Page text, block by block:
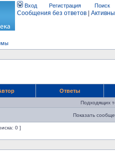
Вход Регистрация Поиск
Сообщения без ответов
Ответы
Подходящих
Показать
0 ]